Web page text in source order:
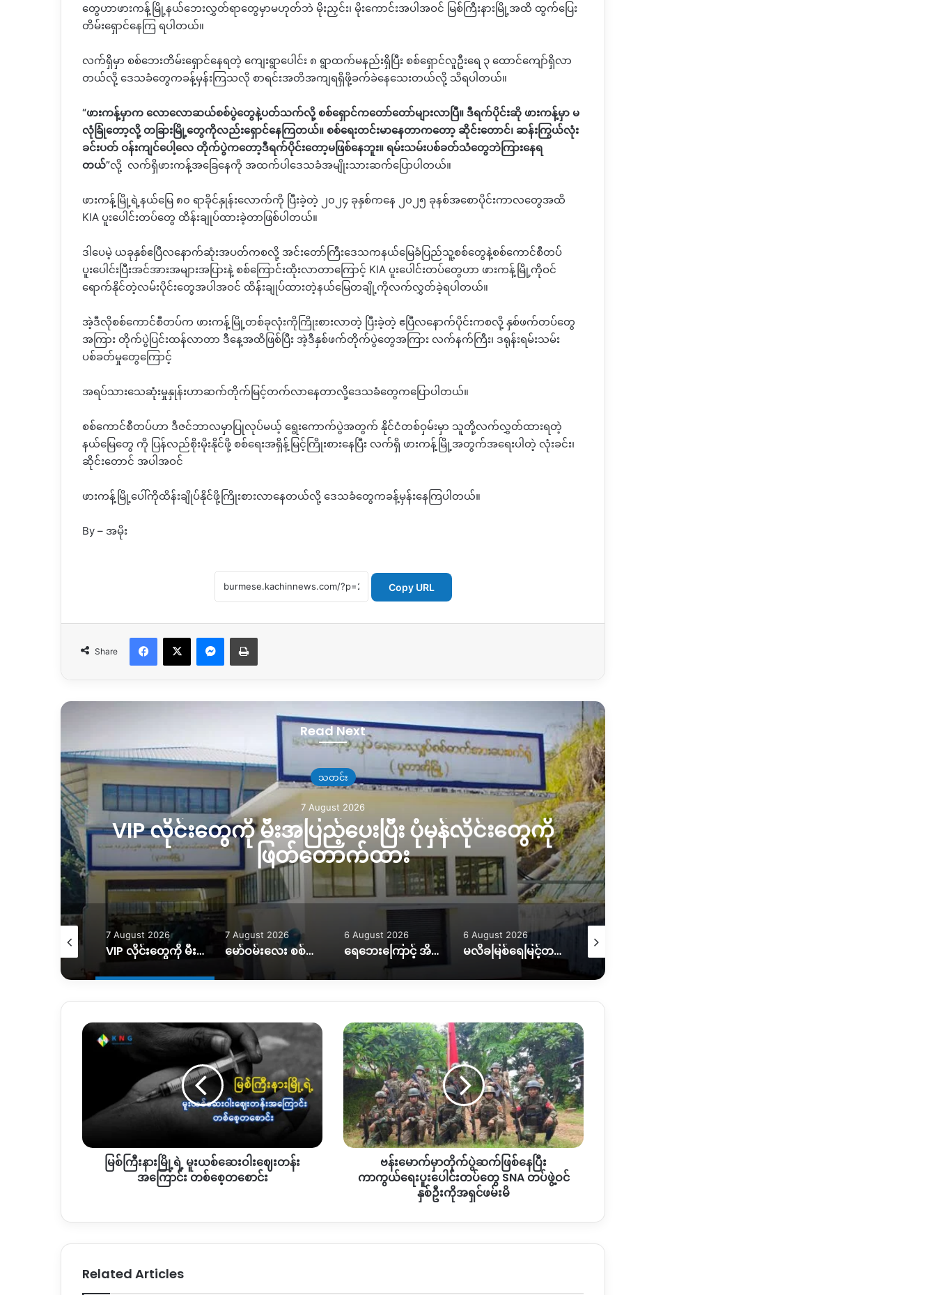
တွေဟာဖားကန့်မြို့နယ်ဘေးလွှတ်ရာတွေမှာမဟုတ်ဘဲ မိုးညှင်း၊ မိုးကောင်းအပါအဝင် မြစ်ကြီးနားမြို့အထိ ထွက်ပြေး
တိမ်းရှောင်နေကြ ရပါတယ်။
လက်ရှိမှာ စစ်ဘေးတိမ်းရှောင်နေရတဲ့ ကျေးရွာပေါင်း ၈ ရွာထက်မနည်းရှိပြီး စစ်ရှောင်လူဦးရေ ၃ ထောင်ကျော်ရှိလာ
တယ်လို့ ဒေသခံတွေကခန့်မှန်းကြသလို စာရင်းအတိအကျရရှိဖို့ခက်ခဲနေသေးတယ်လို့ သိရပါတယ်။
“ဖားကန့်မှာက လောလောဆယ်စစ်ပွဲတွေနဲ့ပတ်သက်လို့ စစ်ရှောင်ကတော်တော်များလာပြီ။ ဒီရက်ပိုင်းဆို ဖားကန့်မှာ မ
လုံခြုံတော့လို့ တခြားမြို့တွေကိုလည်းရှောင်နေကြတယ်။ စစ်ရေးတင်းမာနေတာကတော့ ဆိုင်းတောင်၊ ဆန်းကြွယ်လုံး
ခင်းပတ် ဝန်းကျင်ပေါ့လေ တိုက်ပွဲကတော့ဒီရက်ပိုင်းတော့မဖြစ်နေဘူး။ ရမ်းသမ်းပစ်ခတ်သံတွေဘဲကြားနေရ
တယ်”လို့ လက်ရှိဖားကန့်အခြေနေကို အထက်ပါဒေသခံအမျိုးသားဆက်ပြောပါတယ်။
ဖားကန့်မြို့ရဲ့နယ်မြေ ၈၀ ရာခိုင်နှုန်းလောက်ကို ပြီးခဲ့တဲ့ ၂၀၂၄ ခုနှစ်ကနေ ၂၀၂၅ ခုနစ်အစောပိုင်းကာလတွေအထိ
KIA ပူးပေါင်းတပ်တွေ ထိန်းချုပ်ထားခဲ့တာဖြစ်ပါတယ်။
ဒါပေမဲ့ ယခုနှစ်ဧပြီလနောက်ဆုံးအပတ်ကစလို့ အင်းတော်ကြီးဒေသကနယ်မြေခံပြည်သူ့စစ်တွေနဲ့စစ်ကောင်စီတပ်
ပူးပေါင်းပြီးအင်အားအများအပြားနဲ့ စစ်ကြောင်းထိုးလာတာကြောင့် KIA ပူးပေါင်းတပ်တွေဟာ ဖားကန့်မြို့ကိုဝင်
ရောက်နိုင်တဲ့လမ်းပိုင်းတွေအပါအဝင် ထိန်းချုပ်ထားတဲ့နယ်မြေတချို့ကိုလက်လွှတ်ခဲ့ရပါတယ်။
အဲ့ဒီလိုစစ်ကောင်စီတပ်က ဖားကန့်မြို့တစ်ခုလုံးကိုကြိုးစားလာတဲ့ ပြီးခဲ့တဲ့ ဧပြီလနောက်ပိုင်းကစလို့ နှစ်ဖက်တပ်တွေ
အကြား တိုက်ပွဲပြင်းထန်လာတာ ဒီနေ့အထိဖြစ်ပြီး အဲ့ဒီနှစ်ဖက်တိုက်ပွဲတွေအကြား လက်နက်ကြီး၊ ဒရုန်းရမ်းသမ်း
ပစ်ခတ်မှုတွေကြောင့်
အရပ်သားသေဆုံးမှုနှုန်းဟာဆက်တိုက်မြင့်တက်လာနေတာလို့ဒေသခံတွေကပြောပါတယ်။
စစ်ကောင်စီတပ်ဟာ ဒီဇင်ဘာလမှာပြုလုပ်မယ့် ရွေးကောက်ပွဲအတွက် နိုင်ငံတစ်ဝှမ်းမှာ သူတို့လက်လွှတ်ထားရတဲ့
နယ်မြေတွေ ကို ပြန်လည်စိုးမိုးနိုင်ဖို့ စစ်ရေးအရှိန့်မြင့်ကြိုးစားနေပြီး လက်ရှိ ဖားကန့်မြို့အတွက်အရေးပါတဲ့ လုံးခင်း၊
ဆိုင်းတောင် အပါအဝင်
ဖားကန့်မြို့ပေါ်ကိုထိန်းချိုပ်နိုင်ဖို့ကြိုးစားလာနေတယ်လို့ ဒေသခံတွေကခန့်မှန်းနေကြပါတယ်။
By – အမိုး
Copy URL
Share
Facebook
X Messenger
Print
Read Next
သတင်း
7 August 2026
VIP လိုင်းတွေကို မီးအပြည့်ပေးပြီး ပုံမှန်လိုင်းတွေကို
ဖြတ်တောက်ထား
7 August 2026
VIP လိုင်းတွေကို မီးအပြည့်ပေးပြီး ပုံမှန်လိုင်းတွေကို ဖြတ်တောက်ထား
7 August 2026
မော်ဝမ်းလေး စစ်ရှောင်တွေ ပြန်လည်ထူထောင်ရေးအတွက် အကူညီလိုအပ်နေ
6 August 2026
ရေဘေးကြောင့် အိမ်ထောင်စု ၇ စု အိမ်ခြေမဲ့၊ KIO ကူညီပေးဖို့စီစဉ်နေ
6 August 2026
မလိခမြစ်ရေမြင့်တက်မှုကြောင့် နောင်ခိုင်ရွာတဝက်ခန့်ရေနစ်မြှပ်
မြစ်
ကြီး
ဆေးဝါး
အကြောင်း
မြစ်ကြီးနားမြို့ရဲ့ မူးယစ်ဆေးဝါးဈေးတန်း
အကြောင်း တစ်စေ့တစောင်း
ဗန်း
မောက်
မှာ
တိုက်ပွဲ
ဖြစ်
နေ
ပြီး
ကာကွယ်ရေး
တပ်
တပ်ဖွဲ့
အရှင်
ဗန်းမောက်မှာတိုက်ပွဲဆက်ဖြစ်နေပြီး
ကာကွယ်ရေးပူးပေါင်းတပ်တွေ SNA တပ်ဖွဲ့ဝင်
နှစ်ဦးကိုအရှင်ဖမ်းမိ
Related Articles